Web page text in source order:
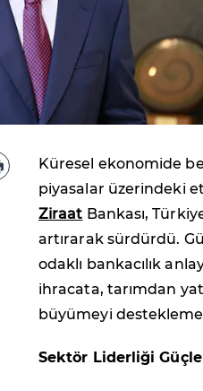
Küresel ekonomide
piyasalar üzerindeki
Ziraat Bankası,
artırarak sürdürdü.
odaklı bankacılık
ihracata, tarımdan
büyümeyi
Sektör Liderliği